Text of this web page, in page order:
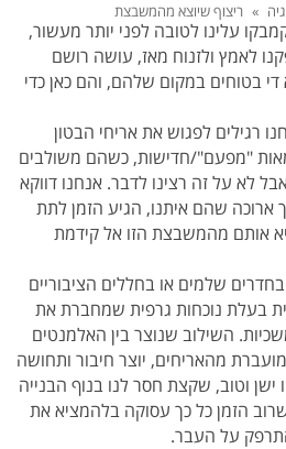
» ריצוף שיוצא מהמשבצת
עלינו לטובה לפני יותר מעשור,
לאמץ ולזנוח מאז, עושה רושם
בטוחים במקום שלהם, והם כאן כדי
רגילים לפגוש את אריחי הבטון
"מפעם"/חדישות, כשהם משולבים
לא על זה רצינו לדבר. אנחנו דווקא
ארוכה שהם איתנו, הגיע הזמן לתת
אותם מהמשבצת הזו אל קידמת
שלמים או בחללים הציבוריים
בעלת נוכחות גרפית שמחברת את
השילוב שנוצר בין האלמנטים
מהאריחים, יוצר חיבור ותחושה
וטוב, שקצת חסר לנו בנוף הבנייה
הזמן כל כך עסוקה בלהמציא את
על העבר.